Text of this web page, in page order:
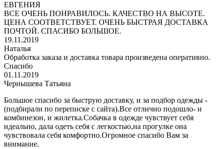
ЕВГЕНИЯ
ВСЕ ОЧЕНЬ ПОНРАВИЛОСЬ. КАЧЕСТВО НА ВЫСОТЕ.
ЦЕНА СООТВЕТСТВУЕТ. ОЧЕНЬ БЫСТРАЯ ДОСТАВКА
ПОЧТОЙ. СПАСИБО БОЛЬШОЕ.
19.11.2019
Наталья
Обработка заказа и доставка товара произведена оперативно.
Спасибо
01.11.2019
Чернышева Татьяна
Большое спасибо за быструю доставку, и за подбор одежды -
(подбирали по переписке с сайта).Все отлично подошло- и
комбинезон, и жилетка.Собачка в одежде чувствует себя
идеально, дала одеть себя с легкостью,на прогулке она
чувствовала себя комфортно.Огромное спасибо Вам за
внимание.